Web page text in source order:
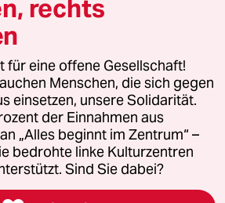
Vertriebs GmbH
rechtlichen Fragen oder für Genehmigungen
lizenzen@taz.de
Kommune-Richtlinien
Datenschutz Impressum AGB
rechts
eine offene Gesellschaft!
Menschen, die sich gegen
einsetzen, unsere Solidarität.
der Einnahmen aus
„Alles beginnt im Zentrum“ –
bedrohte linke Kulturzentren
Sind Sie dabei?